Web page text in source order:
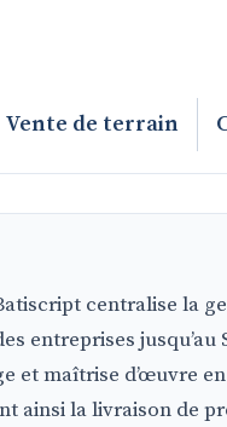
Vente de terrain
centralise la
entreprises jusqu’au
et maîtrise d’œuvre
ainsi la livraison de